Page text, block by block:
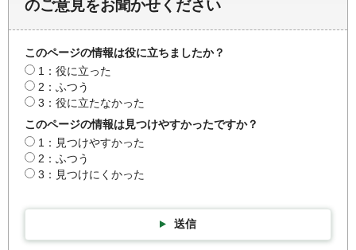
のご意見をお聞かせください
このページの情報は役に立ちましたか？
1：役に立った
2：ふつう
3：役に立たなかった
このページの情報は見つけやすかったですか？
1：見つけやすかった
2：ふつう
3：見つけにくかった
送信